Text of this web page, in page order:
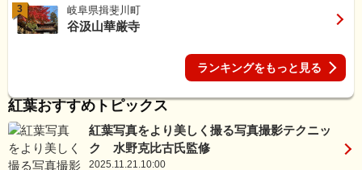
3 岐阜県揖斐川町
谷汲山華厳寺
ランキングをもっと見る
紅葉おすすめトピックス
紅葉写真をより美しく撮る写真撮影テクニッ
ク 水野克比古氏監修
2025.11.21.10:00